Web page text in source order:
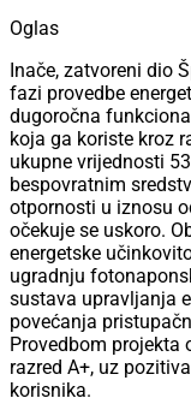
Oglas
Inače, zatvoreni dio
fazi provedbe
dugoročna
koja ga koriste kroz
ukupne vrijednosti
bespovratnim
otpornosti u iznosu
očekuje se uskoro.
energetske
ugradnju
sustava upravljanja
povećanja
Provedbom projekta
razred A+, uz
korisnika.